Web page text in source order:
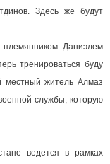
Здесь же будут
Даниэлем
тренироваться буду
местный житель Алмаз
службы, которую
ведется в рамках